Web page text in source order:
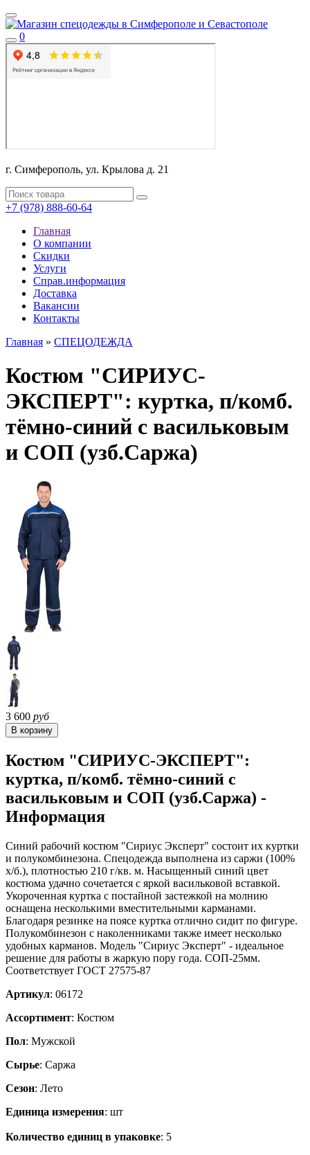
0
г. Симферополь, ул. Крылова д. 21
+7 (978) 888-60-64
Главная
О компании
Скидки
Услуги
Справ.информация
Доставка
Вакансии
Контакты
Главная » СПЕЦОДЕЖДА
Костюм "СИРИУС-
ЭКСПЕРТ": куртка, п/комб.
тёмно-синий с васильковым
и СОП (узб.Саржа)
3 600 руб
Костюм "СИРИУС-ЭКСПЕРТ":
куртка, п/комб. тёмно-синий с
васильковым и СОП (узб.Саржа) -
Информация
Синий рабочий костюм "Сириус Эксперт" состоит их куртки
и полукомбинезона. Спецодежда выполнена из саржи (100%
х/б.), плотностью 210 г/кв. м. Насыщенный синий цвет
костюма удачно сочетается с яркой васильковой вставкой.
Укороченная куртка с постайной застежкой на молнию
оснащена несколькими вместительными карманами.
Благодаря резинке на поясе куртка отлично сидит по фигуре.
Полукомбинезон с наколенниками также имеет несколько
удобных карманов. Модель "Сириус Эксперт" - идеальное
решение для работы в жаркую пору года. СОП-25мм.
Соответствует ГОСТ 27575-87
Артикул: 06172
Ассортимент: Костюм
Пол: Мужской
Сырье: Саржа
Сезон: Лето
Единица измерения: шт
Количество единиц в упаковке: 5